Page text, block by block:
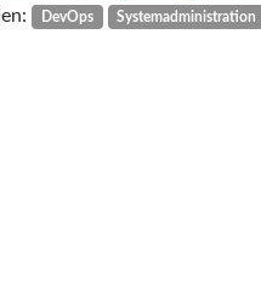
mitDevOps Systemadministration